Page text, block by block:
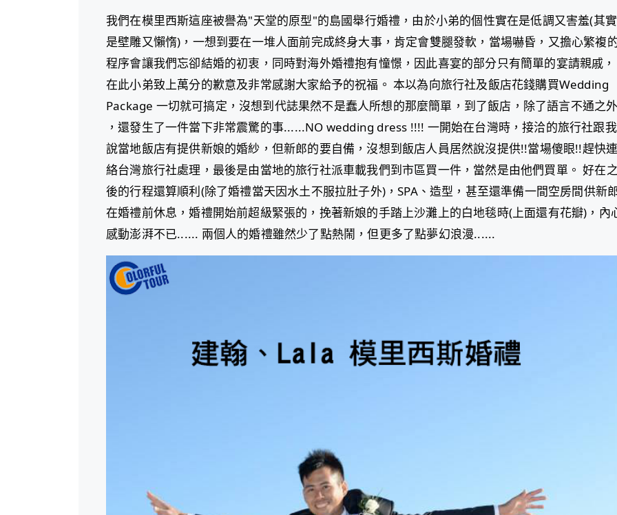
我們在模里西斯這座被譽為"天堂的原型"的島國舉行婚禮，由於小弟的個性實在是低調又害羞(其實
是壁雕又懶惰)，一想到要在一堆人面前完成終身大事，肯定會雙腿發軟，當場嚇昏，又擔心繁複
程序會讓我們忘卻結婚的初衷，同時對海外婚禮抱有憧憬，因此喜宴的部分只有簡單的宴請親戚，
在此小弟致上萬分的歉意及非常感謝大家給予的祝福。 本以為向旅行社及飯店花錢購買Wedding
Package 一切就可搞定，沒想到代誌果然不是蠢人所想的那麼簡單，到了飯店，除了語言不通之外
，還發生了一件當下非常震驚的事......NO wedding dress !!!! 一開始在台灣時，接洽的旅行社跟
說當地飯店有提供新娘的婚紗，但新郎的要自備，沒想到飯店人員居然說沒提供!!當場傻眼!!趕快連
絡台灣旅行社處理，最後是由當地的旅行社派車載我們到市區買一件，當然是由他們買單。 好在
後的行程還算順利(除了婚禮當天因水土不服拉肚子外)，SPA、造型，甚至還準備一間空房間供新
在婚禮前休息，婚禮開始前超級緊張的，挽著新娘的手踏上沙灘上的白地毯時(上面還有花瓣)，內
感動澎湃不已...... 兩個人的婚禮雖然少了點熱鬧，但更多了點夢幻浪漫......